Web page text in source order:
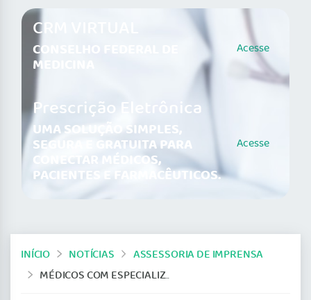
CRM VIRTUAL
CONSELHO FEDERAL DE
MEDICINA
Acesse
Prescrição Eletrônica
UMA SOLUÇÃO SIMPLES,
SEGURA E GRATUITA PARA
CONECTAR MÉDICOS,
PACIENTES E FARMACÊUTICOS.
Acesse
INÍCIO NOTÍCIAS
ASSESSORIA DE IMPRENSA
MÉDICOS COM ESPECIALIZAÇÃO EM MEDICINA DO TRABALHO AUTORIZADA PELO MEC PODERÃO SER RECONHECIDOS